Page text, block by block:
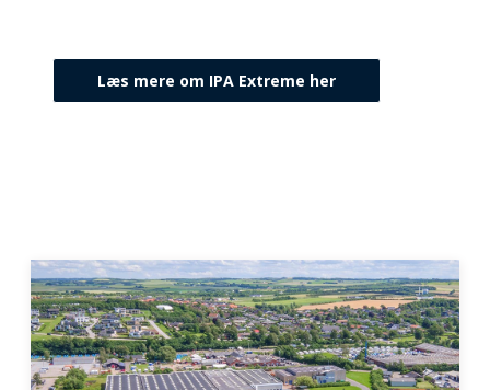
Læs mere om IPA Extreme her